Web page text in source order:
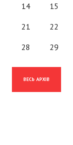
14 15
21 22
28 29
ВЕСЬ АРХІВ